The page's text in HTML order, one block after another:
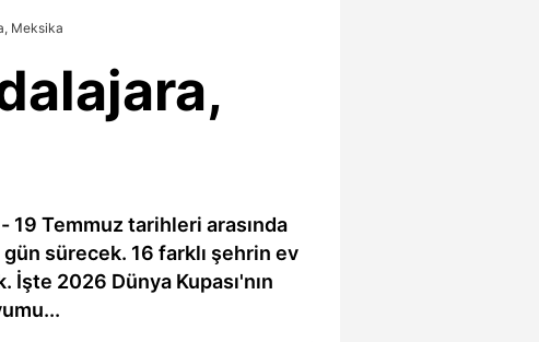
Meksika
19 Temmuz tarihleri arasında
sürecek. 16 farklı şehrin ev
İşte 2026 Dünya Kupası'nın